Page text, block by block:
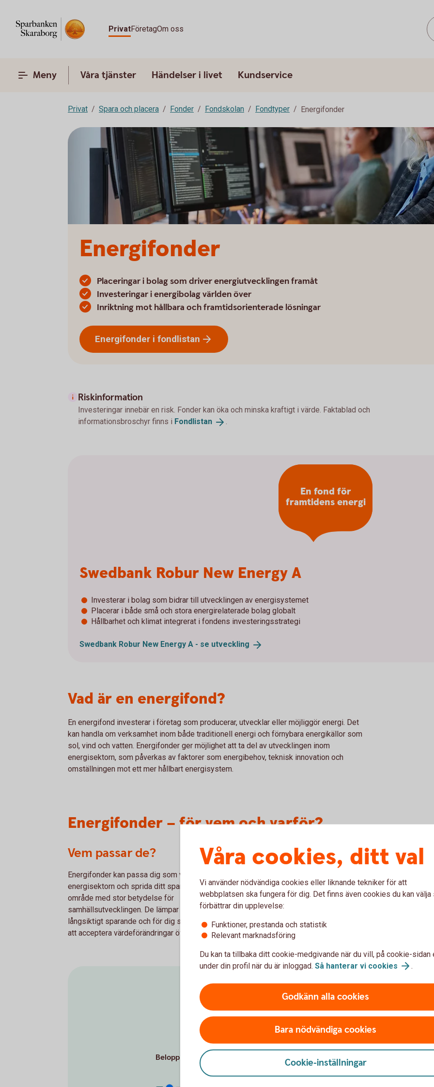
PrivatFöretagOm oss
Meny Våra tjänster Händelser i livet Kundservice
Privat Spara och placera Fonder Fondskolan Fondtyper Energifonder
Energifonder
Placeringar i bolag som driver energiutvecklingen framåt
Investeringar i energibolag världen över
Inriktning mot hållbara och framtidsorienterade lösningar
Energifonder i fondlistan
Riskinformation
Investeringar innebär en risk. Fonder kan öka och minska kraftigt i värde. Faktablad och
informationsbroschyr finns i Fondlistan .
Swedbank Robur New Energy A
Investerar i bolag som bidrar till utvecklingen av energisystemet
Placerar i både små och stora energirelaterade bolag globalt
Hållbarhet och klimat integrerat i fondens investeringsstrategi
Swedbank Robur New Energy A - se utveckling
En fond för
framtidens energi
Vad är en energifond?
En energifond investerar i företag som producerar, utvecklar eller möjliggör energi. Det
kan handla om verksamhet inom både traditionell energi och förnybara energikällor som
sol, vind och vatten. Energifonder ger möjlighet att ta del av utvecklingen inom
energisektorn, som påverkas av faktorer som energibehov, teknisk innovation och
omställningen mot ett mer hållbart energisystem.
Energifonder – för vem och varför?
Vem passar de?
Energifonder kan passa dig som vill investera i
energisektorn och sprida ditt sparande mot ett
område med stor betydelse för
samhällsutvecklingen. De lämpar sig för
långsiktigt sparande och för dig som är beredd
att acceptera värdeförändringar över tid.
Fördelar
och spelar en viktig roll i den globala
omställningen. Genom energifonder får du
möjlighet att ta del av tillväxt kopplad till
teknikutveckling, ökande energibehov och
investeringar i mer hållbara energilösningar.
Månadsspara i fonder
Det är aldrig försent att börja spara. Även en liten summa kan
Belopp per månad (kr)
Våra cookies, ditt val
Vi använder nödvändiga cookies eller liknande tekniker för att
webbplatsen ska fungera för dig. Det finns även cookies du kan välja
förbättrar din upplevelse:
Funktioner, prestanda och statistik
Relevant marknadsföring
Du kan ta tillbaka ditt cookie-medgivande när du vill, på cookie-sidan
under din profil när du är inloggad. Så hanterar vi cookies .
Godkänn alla cookies
Bara nödvändiga cookies
Cookie-inställningar